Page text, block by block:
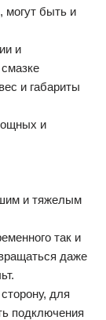
могут быть и
и
и габариты
и
и тяжелым
так и
даже
для
подключения